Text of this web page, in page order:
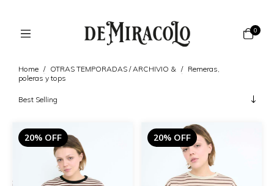
0
Home / OTRAS TEMPORADAS / ARCHIVIO & / Remeras,
poleras y tops
20% OFF 20% OFF